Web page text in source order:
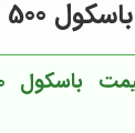
کیلویی